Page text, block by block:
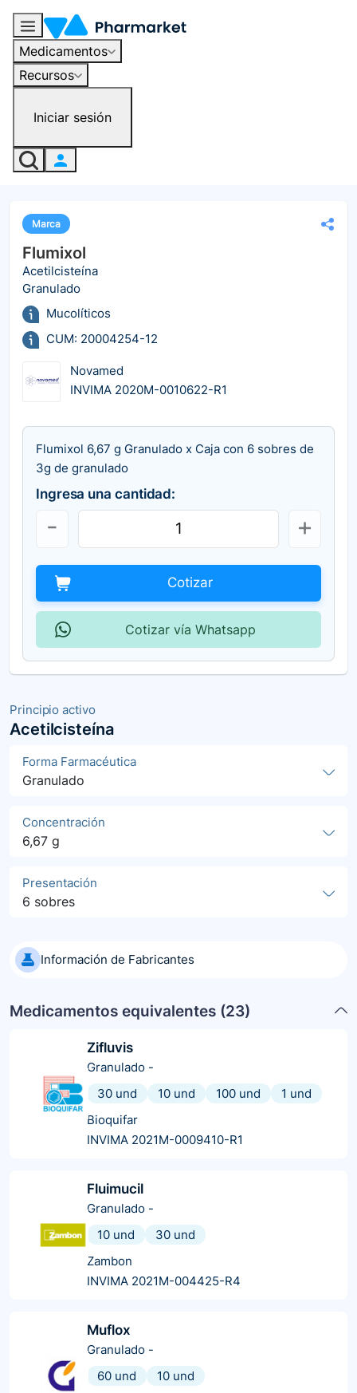
Medicamentos
Recursos
Iniciar sesión
Principio activo
Acetilcisteína
Forma Farmacéutica
Granulado
Concentración
6,67 g
Presentación
6 sobres
Información de Fabricantes
Medicamentos equivalentes (23)
Zifluvis
Granulado -
30 und
10 und 100 und
1 und
Bioquifar
INVIMA 2021M-0009410-R1
Fluimucil
Granulado -
10 und
30 und
Zambon
INVIMA 2021M-004425-R4
Muflox
Granulado -
60 und
10 und
Marca
Flumixol
Acetilcisteína
Granulado
Mucolíticos
CUM: 20004254-12
Novamed
INVIMA 2020M-0010622-R1
Flumixol 6,67 g Granulado x Caja con 6 sobres de
3g de granulado
Ingresa una cantidad:
Cotizar
Cotizar vía Whatsapp